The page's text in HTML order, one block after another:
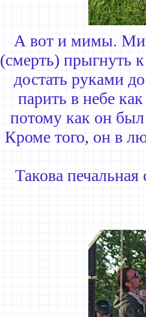
А вот и мимы.
(смерть) прыгнуть
достать руками
парить в небе
потому как он
Кроме того, он в
Такова